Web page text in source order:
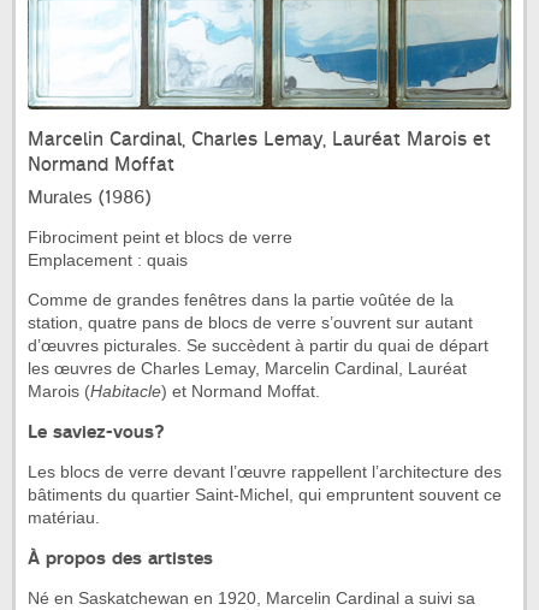
Marcelin Cardinal, Charles Lemay, Lauréat Marois et
Normand Moffat
Murales (1986)
Fibrociment peint et blocs de verre
Emplacement : quais
Comme de grandes fenêtres dans la partie voûtée de la
station, quatre pans de blocs de verre s’ouvrent sur autant
d’œuvres picturales. Se succèdent à partir du quai de départ
les œuvres de Charles Lemay, Marcelin Cardinal, Lauréat
Marois (Habitacle) et Normand Moffat.
Le saviez-vous?
Les blocs de verre devant l’œuvre rappellent l’architecture des
bâtiments du quartier Saint-Michel, qui empruntent souvent ce
matériau.
À propos des artistes
Né en Saskatchewan en 1920, Marcelin Cardinal a suivi sa